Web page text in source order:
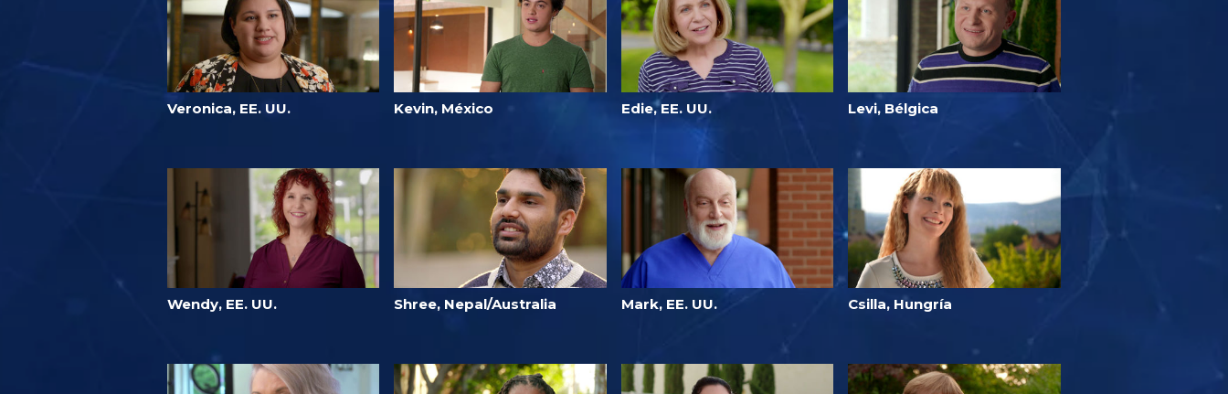
Veronica, EE. UU. Kevin, México Edie, EE. UU. Levi, Bélgica
Wendy, EE. UU. Shree, Nepal/Australia Mark, EE. UU. Csilla, Hungría